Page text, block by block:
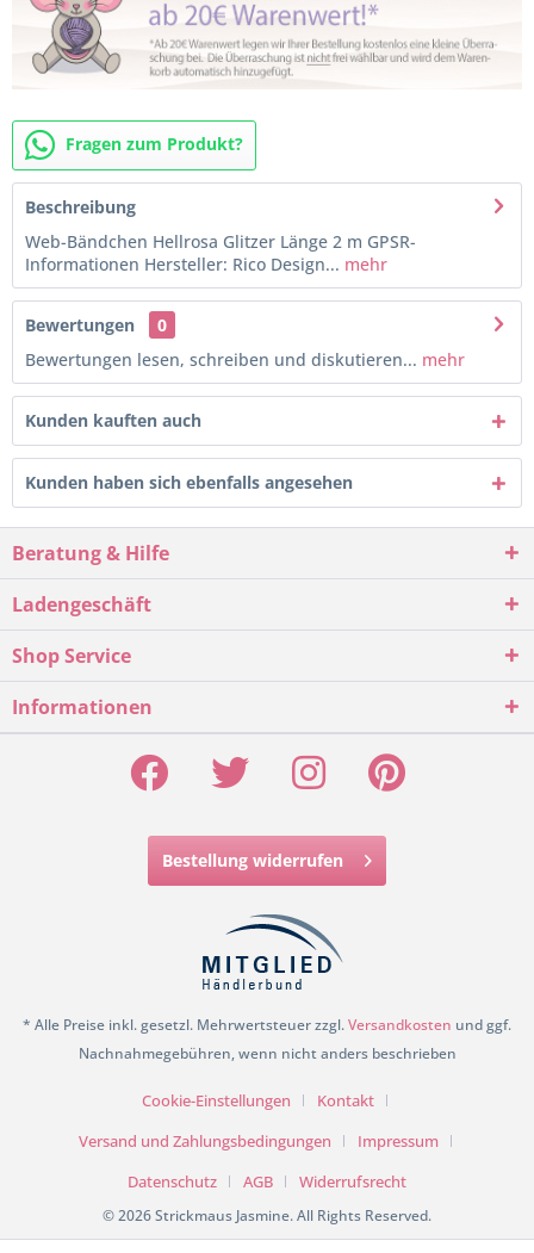
Fragen zum Produkt?
Beschreibung
Web-Bändchen Hellrosa Glitzer Länge 2 m GPSR-
Informationen Hersteller: Rico Design... mehr
Bewertungen
0
Bewertungen lesen, schreiben und diskutieren... mehr
Kunden kauften auch
Kunden haben sich ebenfalls angesehen
Beratung & Hilfe
Ladengeschäft
Shop Service
Informationen
Bestellung widerrufen
* Alle Preise inkl. gesetzl. Mehrwertsteuer zzgl.Versandkosten und ggf.
Nachnahmegebühren, wenn nicht anders beschrieben
Cookie-Einstellungen
Kontakt
Versand und Zahlungsbedingungen
Impressum
Datenschutz
AGB Widerrufsrecht
© 2026 Strickmaus Jasmine. All Rights Reserved.